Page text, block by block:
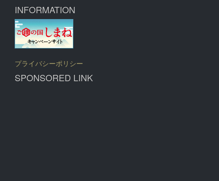
INFORMATION
プライバシーポリシー
SPONSORED LINK